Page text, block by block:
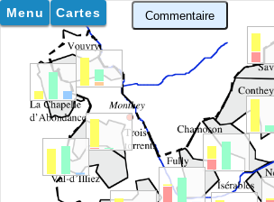
Menu Cartes Commentaire